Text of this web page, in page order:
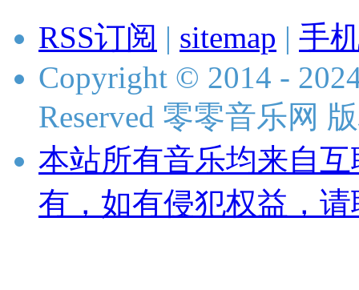
RSS订阅 | sitemap | 手
Copyright © 2014 -
Reserved 零零音乐网
本站所有音乐均来自
有，如有侵犯权益，